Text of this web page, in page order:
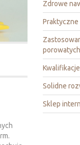
Zdrowe
porowatych
Solidne
Sklep